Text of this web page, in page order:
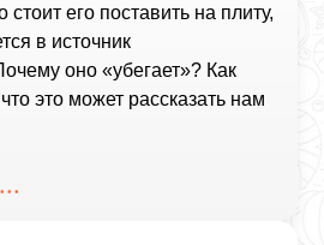
его поставить на плиту,
в источник
оно «убегает»? Как
это может рассказать нам